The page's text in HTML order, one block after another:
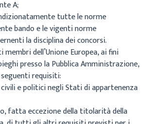
A;
tutte le norme
bando e levigenti norme
la disciplina dei concorsi.
dell’Unione Europea, ai fini
presso laPubblica Amministrazione,
requisiti:
e politici negli Stati di appartenenza
fatta eccezione della titolarità della